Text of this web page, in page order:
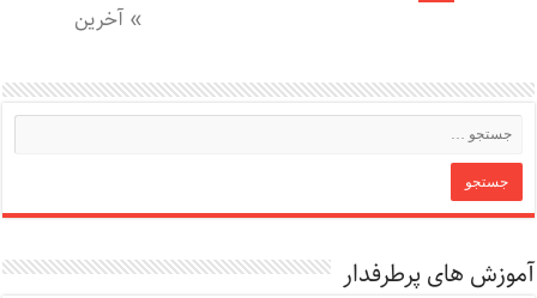
» آخرین
آموزش های پرطرفدار